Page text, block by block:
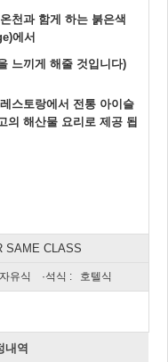
천과 함게 하는 붉은색
에서
느끼게 해줄 것입니다)
스토랑에서 전통 아이슬
의 해산물 요리로 제공 됩
SAME CLASS
유식 ·석식 : 호텔식
내역